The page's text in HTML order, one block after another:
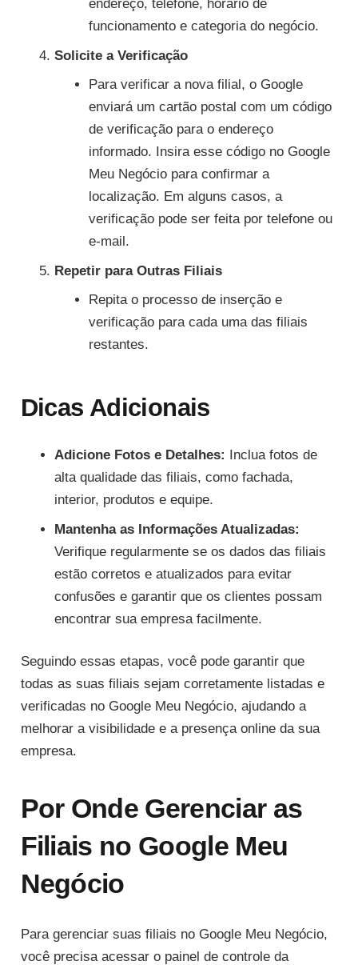
endereço, telefone, horário de
funcionamento e categoria do negócio.
Solicite a Verificação
Para verificar a nova filial, o Google
enviará um cartão postal com um código
de verificação para o endereço
informado. Insira esse código no Google
Meu Negócio para confirmar a
localização. Em alguns casos, a
verificação pode ser feita por telefone ou
e-mail.
Repetir para Outras Filiais
Repita o processo de inserção e
verificação para cada uma das filiais
restantes.
Dicas Adicionais
Adicione Fotos e Detalhes:
Inclua fotos de
alta qualidade das filiais, como fachada,
interior, produtos e equipe.
Mantenha as Informações Atualizadas:
Verifique regularmente se os dados das filiais
estão corretos e atualizados para evitar
confusões e garantir que os clientes possam
encontrar sua empresa facilmente.
Seguindo essas etapas, você pode garantir que
todas as suas filiais sejam corretamente listadas e
verificadas no Google Meu Negócio, ajudando a
melhorar a visibilidade e a presença online da sua
empresa.
Por Onde Gerenciar as
Filiais no Google Meu
Negócio
Para gerenciar suas filiais no Google Meu Negócio,
você precisa acessar o painel de controle da